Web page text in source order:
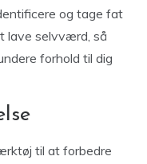
og tage fat
lave selvværd, så
forhold til dig
til at forbedre